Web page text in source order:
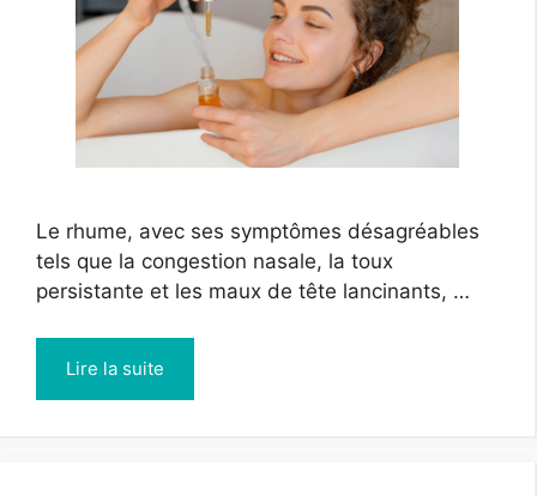
Le rhume, avec ses symptômes désagréables
tels que la congestion nasale, la toux
persistante et les maux de tête lancinants, …
Lire la suite